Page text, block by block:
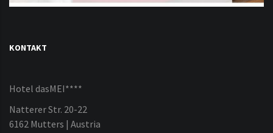
KONTAKT
Hotel dasMEI****
Natterer Str. 20-22
6162 Mutters | Austria